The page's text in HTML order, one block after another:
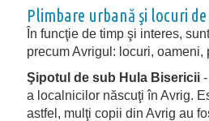
Plimbare urbană şi locuri
În funcţie de timp şi interes,
precum Avrigul: locuri, oameni,
Şipotul de sub Hula Bisericii
a localnicilor născuţi în Avrig.
astfel, mulţi copii din Avrig au